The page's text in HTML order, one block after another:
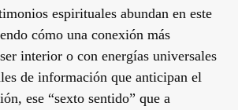
espirituales abundan en este
cómo una conexión más
interior o con energías universales
de información que anticipan el
ese “sexto sentido” que a